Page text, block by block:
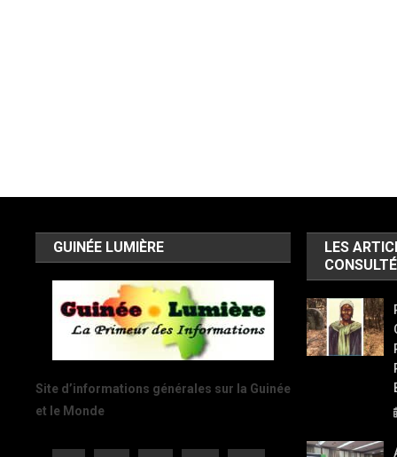
GUINÉE LUMIÈRE
Site d’informations générales sur la Guinée
et le Monde
LES